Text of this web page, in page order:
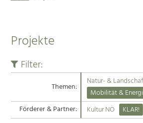
Projekte
Filter:
Themen: Natur- &
Mobilität &
Förderer & Partner:
Kultur NÖ KLAR!